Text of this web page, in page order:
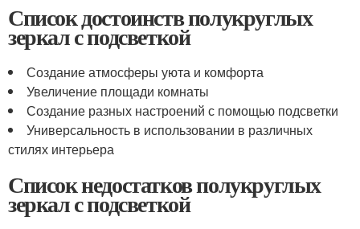
Список достоинств полукруглых
зеркал с подсветкой
Создание атмосферы уюта и комфорта
Увеличение площади комнаты
Создание разных настроений с помощью подсветки
Универсальность в использовании в различных
стилях интерьера
Список недостатков полукруглых
зеркал с подсветкой